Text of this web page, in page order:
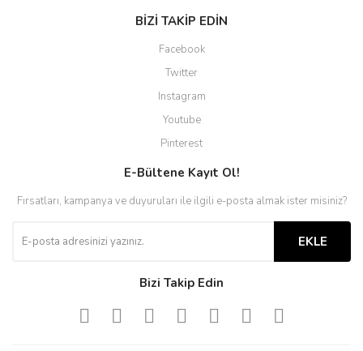
BİZİ TAKİP EDİN
Facebook
Twitter
Instagram
Youtube
Pinterest
E-Bültene Kayıt Ol!
Fırsatları, kampanya ve duyuruları ile ilgili e-posta almak ister misiniz?
EKLE
Bizi Takip Edin